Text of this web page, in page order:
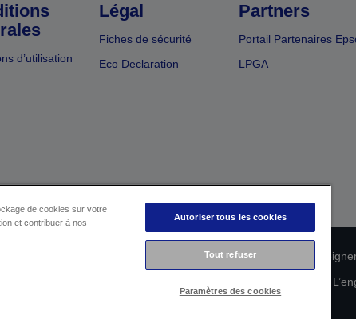
d’utilisation
Légal
Fiches de sécurité
Eco Declaration
Partners
Portail Partenaires
LPGA
Déclaration de
de cookies sur votre
et contribuer à nos
Autoriser tous les cookies
Tout refuser
Paramètres des cookies